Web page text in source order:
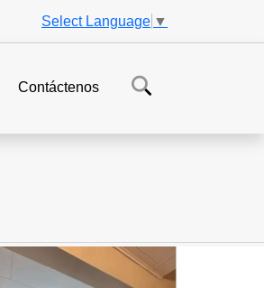
Select Language ▼
Contáctenos